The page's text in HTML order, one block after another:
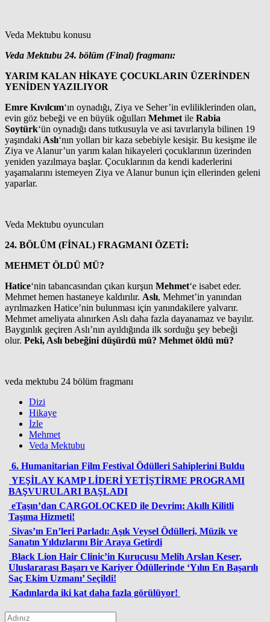
Veda Mektubu konusu
Veda Mektubu 24. bölüm (Final) fragmanı:
YARIM KALAN HİKAYE ÇOCUKLARIN ÜZERİNDEN
YENİDEN YAZILIYOR
Emre Kıvılcım‘ın oynadığı, Ziya ve Seher’in evliliklerinden olan,
evin göz bebeği ve en büyük oğulları Mehmet ile Rabia
Soytürk‘ün oynadığı dans tutkusuyla ve asi tavırlarıyla bilinen 19
yaşındaki Aslı‘nın yolları bir kaza sebebiyle kesişir. Bu kesişme ile
Ziya ve Alanur’un yarım kalan hikayeleri çocuklarının üzerinden
yeniden yazılmaya başlar. Çocuklarının da kendi kaderlerini
yaşamalarını istemeyen Ziya ve Alanur bunun için ellerinden geleni
yaparlar.
Veda Mektubu oyuncuları
24. BÖLÜM (FİNAL) FRAGMANI ÖZETİ:
MEHMET ÖLDÜ MÜ?
Hatice‘nin tabancasından çıkan kurşun Mehmet‘e isabet eder.
Mehmet hemen hastaneye kaldırılır. Aslı, Mehmet’in yanından
ayrılmazken Hatice’nin bulunması için yanındakilere yalvarır.
Mehmet ameliyata alınırken Aslı daha fazla dayanamaz ve bayılır.
Baygınlık geçiren Aslı’nın ayıldığında ilk sorduğu şey bebeği
olur. Peki, Aslı bebeğini düşürdü mü? Mehmet öldü mü?
veda mektubu 24 bölüm fragmanı
Dizi
Hikaye
İzle
Mehmet
Veda Mektubu
6. Humanitarian Film Festival Ödülleri Sahiplerini Buldu
YEŞİLAY KAMP LİDERİ YETİŞTİRME PROGRAMI
BAŞVURULARI BAŞLADI
eTaşın’dan CARGOLOCKED ile Devrim: Akıllı Kilitli
Taşıma Hizmeti!
Sivas’ın En’leri Parladı: Aşık Veysel Ödülleri, Müzik ve
Sanatın Yıldızlarını Bir Araya Getirdi
Black Lion Hair Clinic’in Kurucusu Melih Arslan Keser,
Uluslararası Başarı ve Kariyer Ödüllerinde ‘Yılın En Başarılı
Saç Ekim Uzmanı’ Seçildi!
Kadınlarda iki kat daha fazla görülüyor!